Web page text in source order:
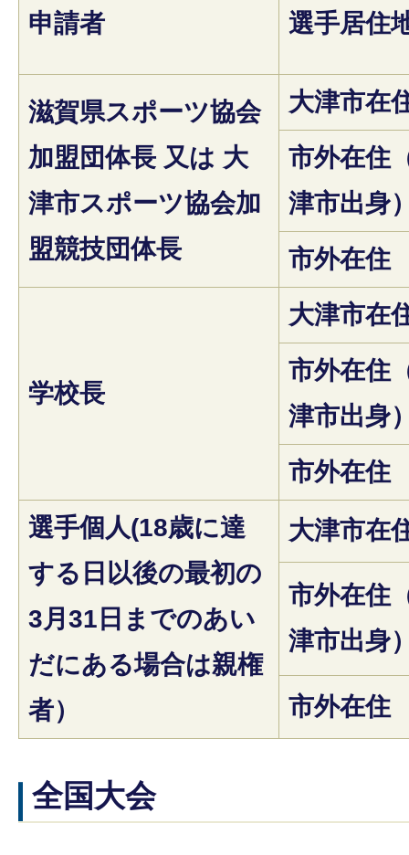
申請者 選手居住
滋賀県スポーツ協会
加盟団体長 又は 大
津市スポーツ協会加
盟競技団体長
大津市在
市外在住
津市出身
市外在住
学校長
大津市在
市外在住
津市出身
市外在住
選手個人(18歳に達
する日以後の最初の
3月31日までのあい
だにある場合は親権
者）
大津市在
市外在住
津市出身
市外在住
全国大会